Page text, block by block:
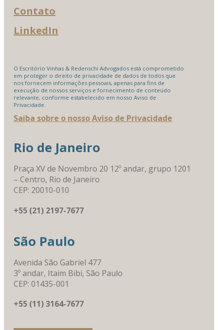
Contato
LinkedIn
O Escritório Vinhas & Redenschi Advogados está comprometido
em proteger o direito de privacidade de dados de todos que
nos fornecem informações pessoais, apenas para fins de
execução de nossos serviços e fornecimento de conteúdo
relevante, conforme estabelecido em nosso Aviso de
Privacidade.
Saiba sobre o nosso Aviso de Privacidade
Rio de Janeiro
Praça XV de Novembro 20 12º andar, grupo 1201
– Centro, Rio de Janeiro
CEP: 20010-010
+55 (21) 2197-7677
São Paulo
Avenida São Gabriel 477
3º andar, Itaim Bibi, São Paulo
CEP: 01435-001
+55 (11) 3164-7677